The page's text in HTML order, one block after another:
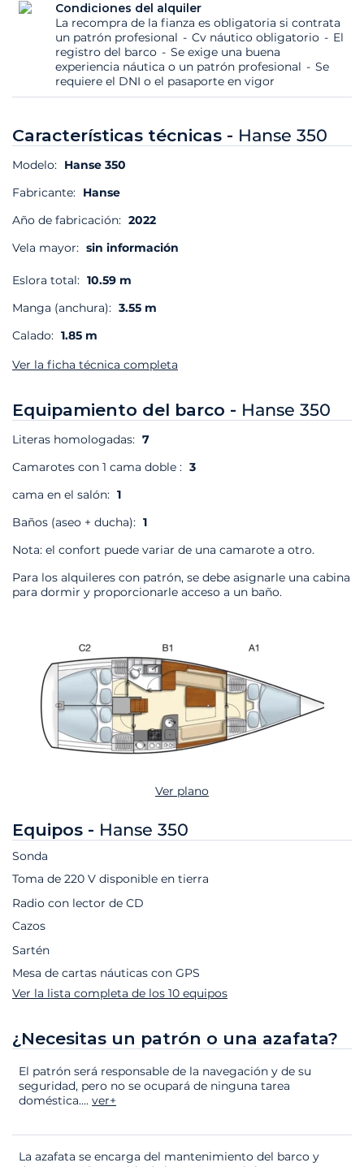
Condiciones del alquiler
La recompra de la fianza es obligatoria si contrata
un patrón profesional
Cv náutico obligatorio
El
registro del barco
Se exige una buena
experiencia náutica o un patrón profesional
Se
requiere el DNI o el pasaporte en vigor
Características técnicas - Hanse 350
Modelo: Hanse 350
Fabricante: Hanse
Año de fabricación: 2022
Vela mayor: sin información
Eslora total: 10.59 m
Manga (anchura): 3.55 m
Calado: 1.85 m
Ver la ficha técnica completa
Equipamiento del barco - Hanse 350
Literas homologadas: 7
Camarotes con 1 cama doble : 3
cama en el salón: 1
Baños (aseo + ducha): 1
Nota: el confort puede variar de una camarote a otro.
Para los alquileres con patrón, se debe asignarle una cabina
para dormir y proporcionarle acceso a un baño.
Ver plano
Equipos - Hanse 350
Sonda
Toma de 220 V disponible en tierra
Radio con lector de CD
Cazos
Sartén
Mesa de cartas náuticas con GPS
Ver la lista completa de los 10 equipos
¿Necesitas un patrón o una azafata?
El patrón será responsable de la navegación y de su
seguridad, pero no se ocupará de ninguna tarea
doméstica.... ver+
La azafata se encarga del mantenimiento del barco y